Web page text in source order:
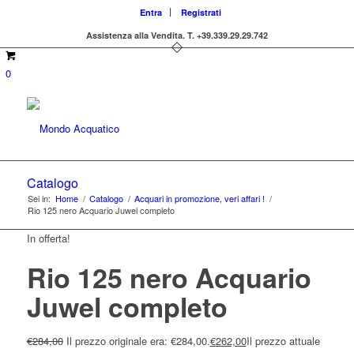
Entra
Registrati
Assistenza alla Vendita. T. +39.339.29.29.742
0
Catalogo
Sei in: Home / Catalogo / Acquari in promozione, veri affari ! /
Rio 125 nero Acquario Juwel completo
In offerta!
Rio 125 nero Acquario
Juwel completo
€284,00 Il prezzo originale era: €284,00.€262,00Il prezzo attuale